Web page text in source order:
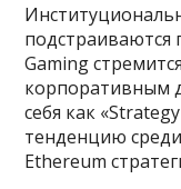
подстраиваются
Gaming
корпоративным
себя как
тенденцию
Ethereum